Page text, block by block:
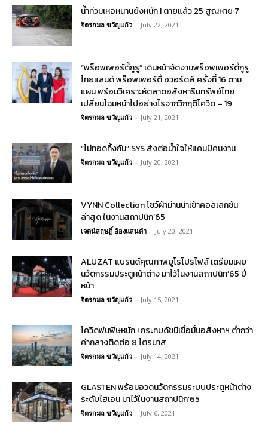
น้ำท่วมเหอหนานยังหนัก ! ตายแล้ว 25 สูญหาย 7
จิตรกมล ขวัญแก้ว - July 22, 2021
“พร็อพเพอร์ตี้กูรู” เดินหน้าจัดงานพร็อพเพอร์ตี้กูรู
ไทยแลนด์ พร็อพเพอร์ตี้ อวอร์ดส์ ครั้งที่ 16 ตาม
แผน พร้อมวิเคราะห์ตลาดอสังหาริมทรัพย์ไทย
เปลี่ยนโฉมหน้าไปอย่างไรจากวิกฤติโควิด – 19
จิตรกมล ขวัญแก้ว - July 21, 2021
“ไม่ทอดทิ้งกัน” SYS ส่งต่อน้ำใจให้แคมป์คนงาน
จิตรกมล ขวัญแก้ว - July 20, 2021
VYNN Collection โชว์ผ้าม่านนำเข้าคอลเลกชัน
ล่าสุด ในงานสถาปนิก’65
เจตน์สฤษฏิ์ อ้องแสนคำ - July 20, 2021
ALUZAT แบรนด์คุณภาพยูโรโปรไฟล์ เตรียมเผย
นวัตกรรมประตูหน้าต่าง มาไว้ในงานสถาปนิก’65 ปี
หน้า
จิตรกมล ขวัญแก้ว - July 15, 2021
โควิดพ่นพิษหนัก ! กระทบดัชนีเชื่อมั่นอสังหาฯ ต่ำกว่า
ค่ากลางติดต่อ 8 ไตรมาส
จิตรกมล ขวัญแก้ว - July 14, 2021
GLASTEN พร้อมอวดนวัตกรรมระบบประตูหน้าต่าง
ระดับไฮเอน มาไว้ในงานสถาปนิก’65
จิตรกมล ขวัญแก้ว - July 6, 2021